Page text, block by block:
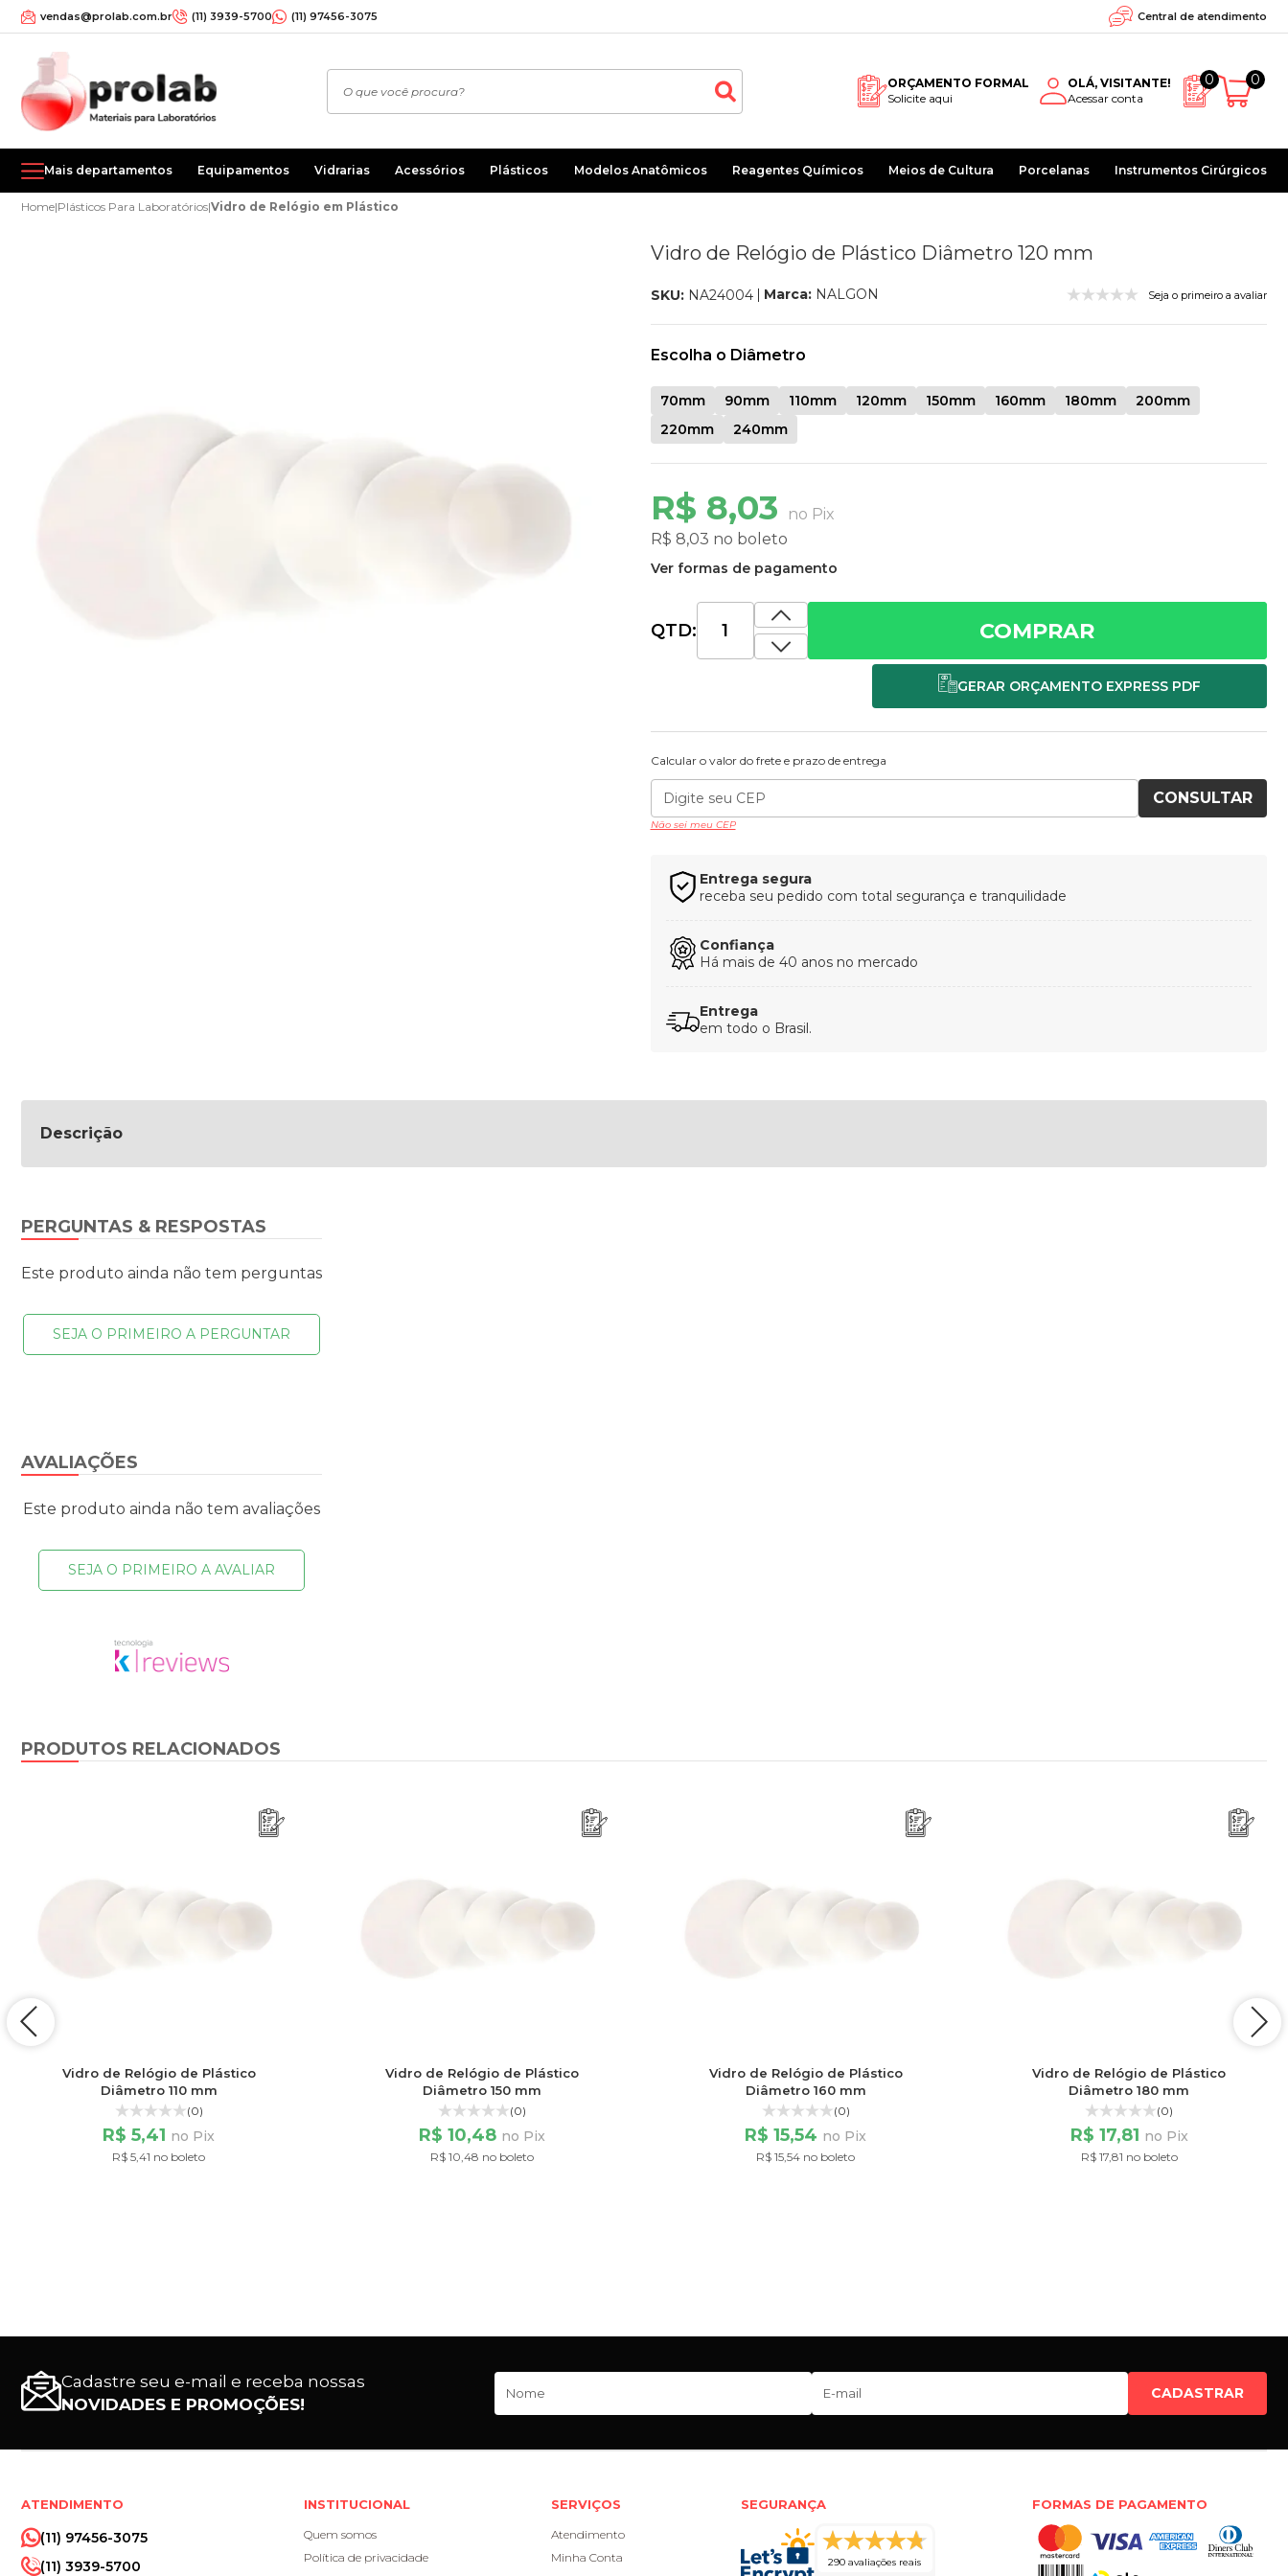
vendas@prolab.com.br (11) 3939-5700 (11) 97456-3075 Central de atendimento
ORÇAMENTO FORMAL
Solicite aqui
OLÁ, VISITANTE!
Acessar conta
0 0
Mais departamentos Equipamentos Vidrarias Acessórios Plásticos Modelos Anatômicos Reagentes Químicos Meios de Cultura Porcelanas Instrumentos Cirúrgicos
Home|Plásticos Para Laboratórios|Vidro de Relógio em Plástico
Vidro de Relógio de Plástico Diâmetro 120 mm
Seja o primeiro a avaliar
SKU:NA24004 Marca: NALGON
R$ 8,03
no Pix
R$ 8,03 no boleto
Ver formas de pagamento
Escolha o Diâmetro
70mm 90mm 110mm 120mm 150mm 160mm 180mm
200mm
220mm
240mm
QTD: COMPRAR
Calcular o valor do frete e prazo de entrega
CONSULTAR
Não sei meu CEP
Entrega segura
receba seu pedido com total segurança e tranquilidade
Confiança
Há mais de 40 anos no mercado
Entrega
em todo o Brasil.
Descrição
AVALIAÇÕES
Este produto ainda não tem avaliações
SEJA O PRIMEIRO A AVALIAR
PERGUNTAS & RESPOSTAS
Este produto ainda não tem perguntas
SEJA O PRIMEIRO A PERGUNTAR
PRODUTOS RELACIONADOS
Vidro de Relógio de Plástico
Diâmetro 110 mm
(0)
R$ 5,41 no Pix
R$ 5,41 no boleto
Vidro de Relógio de Plástico
Diâmetro 150 mm
(0)
R$ 10,48 no Pix
R$ 10,48 no boleto
Vidro de Relógio de Plástico
Diâmetro 160 mm
(0)
R$ 15,54 no Pix
R$ 15,54 no boleto
Vidro de Relógio de Plástico
Diâmetro 180 mm
(0)
R$ 17,81 no Pix
R$ 17,81 no boleto
Cadastre seu e-mail e receba nossas
NOVIDADES E PROMOÇÕES!
CADASTRAR
ATENDIMENTO
(11) 97456-3075
(11) 3939-5700
INSTITUCIONAL
Quem somos
Política de privacidade
SERVIÇOS
Atendimento
Minha Conta
SEGURANÇA
290 avaliações reais
FORMAS DE PAGAMENTO